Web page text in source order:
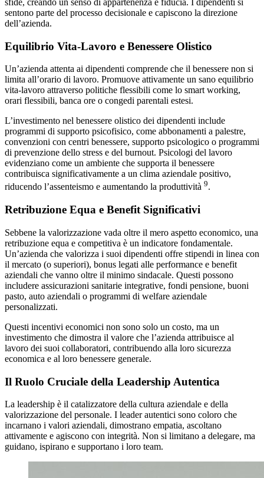
sentono parte del processo decisionale e capiscono la direzione
dell’azienda.
Equilibrio Vita-Lavoro e Benessere Olistico
Un’azienda attenta ai dipendenti comprende che il benessere non si
limita all’orario di lavoro. Promuove attivamente un sano equilibrio
vita-lavoro attraverso politiche flessibili come lo smart working,
orari flessibili, banca ore o congedi parentali estesi.
L’investimento nel benessere olistico dei dipendenti include
programmi di supporto psicofisico, come abbonamenti a palestre,
convenzioni con centri benessere, supporto psicologico o programmi
di prevenzione dello stress e del burnout. Psicologi del lavoro
evidenziano come un ambiente che supporta il benessere
contribuisca significativamente a un clima aziendale positivo,
riducendo l’assenteismo e aumentando la produttività 9.
Retribuzione Equa e Benefit Significativi
Sebbene la valorizzazione vada oltre il mero aspetto economico, una
retribuzione equa e competitiva è un indicatore fondamentale.
Un’azienda che valorizza i suoi dipendenti offre stipendi in linea con
il mercato (o superiori), bonus legati alle performance e benefit
aziendali che vanno oltre il minimo sindacale. Questi possono
includere assicurazioni sanitarie integrative, fondi pensione, buoni
pasto, auto aziendali o programmi di welfare aziendale
personalizzati.
Questi incentivi economici non sono solo un costo, ma un
investimento che dimostra il valore che l’azienda attribuisce al
lavoro dei suoi collaboratori, contribuendo alla loro sicurezza
economica e al loro benessere generale.
Il Ruolo Cruciale della Leadership Autentica
La leadership è il catalizzatore della cultura aziendale e della
valorizzazione del personale. I leader autentici sono coloro che
incarnano i valori aziendali, dimostrano empatia, ascoltano
attivamente e agiscono con integrità. Non si limitano a delegare, ma
guidano, ispirano e supportano i loro team.